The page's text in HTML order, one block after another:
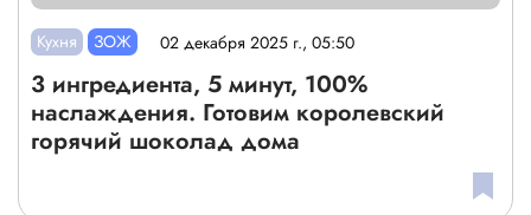
Кухня ЗОЖ 02 декабря 2025 г., 05:50
3 ингредиента, 5 минут, 100%
наслаждения. Готовим королевский
горячий шоколад дома